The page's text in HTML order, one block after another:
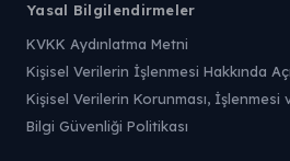
Yasal Bilgilendirmeler
KVKK Aydınlatma Metni
Kişisel Verilerin İşlenmesi Hakkında
Kişisel Verilerin Korunması, İşlenmesi
Bilgi Güvenliği Politikası